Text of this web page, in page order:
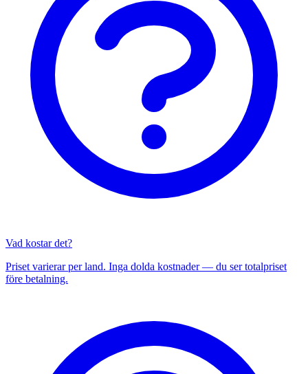
Vad kostar det?
Priset varierar per land. Inga dolda kostnader — du ser totalpriset
före betalning.